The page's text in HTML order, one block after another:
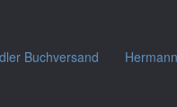
Buchversand